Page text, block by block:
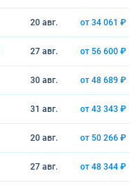
20 авг. от 34 061 ₽
27 авг. от 56 600 ₽
30 авг. от 48 689 ₽
31 авг. от 43 343 ₽
20 авг. от 50 266 ₽
27 авг. от 48 344 ₽